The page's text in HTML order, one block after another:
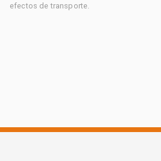
efectos de transporte.